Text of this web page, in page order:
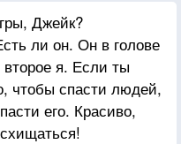
шанс начать всё
себя:
Джейк?
ли он. Он в голове
второе я. Если ты
чтобы спасти людей,
его. Красиво,